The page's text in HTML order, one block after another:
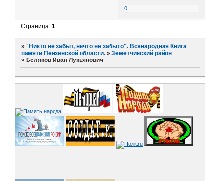
0
Страница:1
»"Никто не забыт, ничто не забыто". Всенародная Книга
памяти Пензенской области. »Земетчинский район
» Беляков Иван Лукьянович